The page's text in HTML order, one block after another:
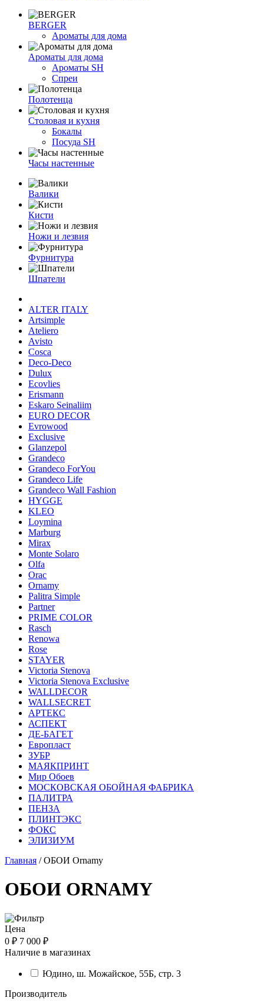
BERGER
Ароматы для дома
Ароматы для дома
Ароматы SH
Спреи
Полотенца
Столовая и кухня
Бокалы
Посуда SH
Часы настенные
Валики
Кисти
Ножи и лезвия
Фурнитура
Шпатели
ALTER ITALY
Artsimple
Ateliero
Avisto
Cosca
Deco-Deco
Dulux
Ecovlies
Erismann
Eskaro Seinaliim
EURO DECOR
Evrowood
Exclusive
Glanzepol
Grandeco
Grandeco ForYou
Grandeco Life
Grandeco Wall Fashion
HYGGE
KLEO
Loymina
Marburg
Mirax
Monte Solaro
Olfa
Orac
Ornamy
Palitra Simple
Partner
PRIME COLOR
Rasch
Renowa
Rose
STAYER
Victoria Stenova
Victoria Stenova Exclusive
WALLDECOR
WALLSECRET
АРТЕКС
АСПЕКТ
ДЕ-БАГЕТ
Европласт
ЗУБР
МАЯКПРИНТ
Мир Обоев
МОСКОВСКАЯ ОБОЙНАЯ ФАБРИКА
ПАЛИТРА
ПЕНЗА
ПЛИНТЭКС
ФОКС
ЭЛИЗИУМ
Главная / ОБОИ Ornamy
ОБОИ ORNAMY
Цена
0 ₽ 7 000 ₽
Наличие в магазинах
Юдино, ш. Можайское, 55Б, стр. 3
Производитель